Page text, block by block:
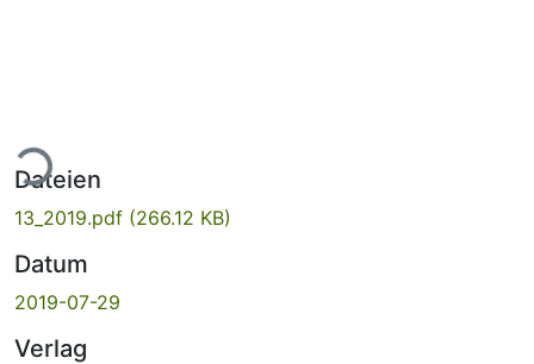
Dateien
13_2019.pdf (266.12 KB)
Datum
2019-07-29
Verlag